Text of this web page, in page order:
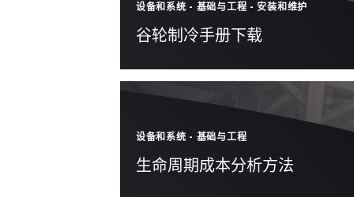
设备和系统 - 基础与工程 -安装和维护
谷轮制冷手册下载
设备和系统 - 基础与工程
生命周期成本分析方法